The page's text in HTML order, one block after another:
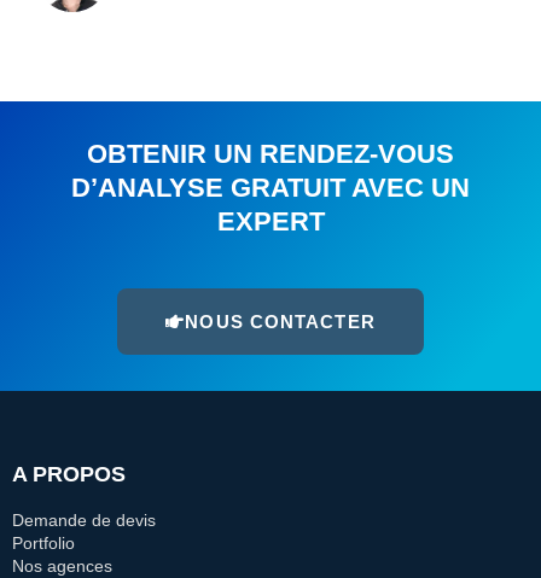
OBTENIR UN RENDEZ-VOUS
D’ANALYSE GRATUIT AVEC UN
EXPERT
NOUS CONTACTER
A PROPOS
Demande de devis
Portfolio
Nos agences